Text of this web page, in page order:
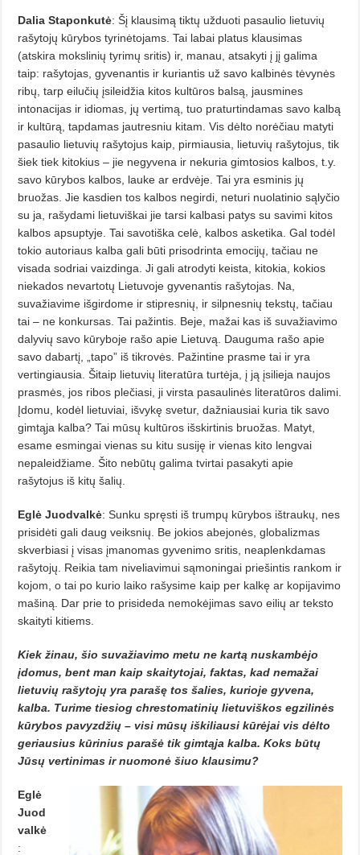
Dalia Staponkutė: Šį klausimą tiktų užduoti pasaulio lietuvių
rašytojų kūrybos tyrinėtojams. Tai labai platus klausimas
(atskira mokslinių tyrimų sritis) ir, manau, atsakyti į jį galima
taip: rašytojas, gyvenantis ir kuriantis už savo kalbinės tėvynės
ribų, tarp eilučių įsileidžia kitos kultūros balsą, jausmines
intonacijas ir idiomas, jų vertimą, tuo praturtindamas savo kalbą
ir kultūrą, tapdamas jautresniu kitam. Vis dėlto norėčiau matyti
pasaulio lietuvių rašytojus kaip, pirmiausia, lietuvių rašytojus, tik
šiek tiek kitokius – jie negyvena ir nekuria gimtosios kalbos, t.y.
savo kūrybos kalbos, lauke ar erdvėje. Tai yra esminis jų
bruožas. Jie kasdien tos kalbos negirdi, neturi nuolatinio sąlyčio
su ja, rašydami lietuviškai jie tarsi kalbasi patys su savimi kitos
kalbos apsuptyje. Tai savotiška celė, kalbos asketika. Gal todėl
tokio autoriaus kalba gali būti prisodrinta emocijų, tačiau ne
visada sodriai vaizdinga. Ji gali atrodyti keista, kitokia, kokios
niekados nevartotų Lietuvoje gyvenantis rašytojas. Na,
suvažiavime išgirdome ir stipresnių, ir silpnesnių tekstų, tačiau
tai – ne konkursas. Tai pažintis. Beje, mažai kas iš suvažiavimo
dalyvių savo kūryboje rašo apie Lietuvą. Dauguma rašo apie
savo dabartį, „tapo” iš tikrovės. Pažintine prasme tai ir yra
vertingiausia. Šitaip lietuvių literatūra turtėja, į ją įsilieja naujos
prasmės, jos ribos plečiasi, ji virsta pasaulinės literatūros dalimi.
Įdomu, kodėl lietuviai, išvykę svetur, dažniausiai kuria tik savo
gimtąja kalba? Tai mūsų kultūros išskirtinis bruožas. Matyt,
esame esmingai vienas su kitu susiję ir vienas kito lengvai
nepaleidžiame. Šito nebūtų galima tvirtai pasakyti apie
rašytojus iš kitų šalių.
Eglė Juodvalkė: Sunku spręsti iš trumpų kūrybos ištraukų, nes
prisidėti gali daug veiksnių. Be jokios abejonės, globalizmas
skverbiasi į visas įmanomas gyvenimo sritis, neaplenkdamas
rašytojų. Reikia tam niveliavimui sąmoningai priešintis rankom ir
kojom, o tai po kurio laiko rašysime kaip per kalkę ar kopijavimo
mašiną. Dar prie to prisideda nemokėjimas savo eilių ar teksto
skaityti kitiems.
Kiek žinau, šio suvažiavimo metu ne kartą nuskambėjo
įdomus, bent man kaip skaitytojai, faktas, kad nemažai
lietuvių rašytojų yra parašę tos šalies, kurioje gyvena,
kalba. Turime tiesiog chrestomatinių lietuviškos egzilinės
kūrybos pavyzdžių – visi mūsų iškiliausi kūrėjai vis dėlto
geriausius kūrinius parašė tik gimtąja kalba. Koks būtų
Jūsų vertinimas ir nuomonė šiuo klausimu?
Eglė
Juod
valkė
: